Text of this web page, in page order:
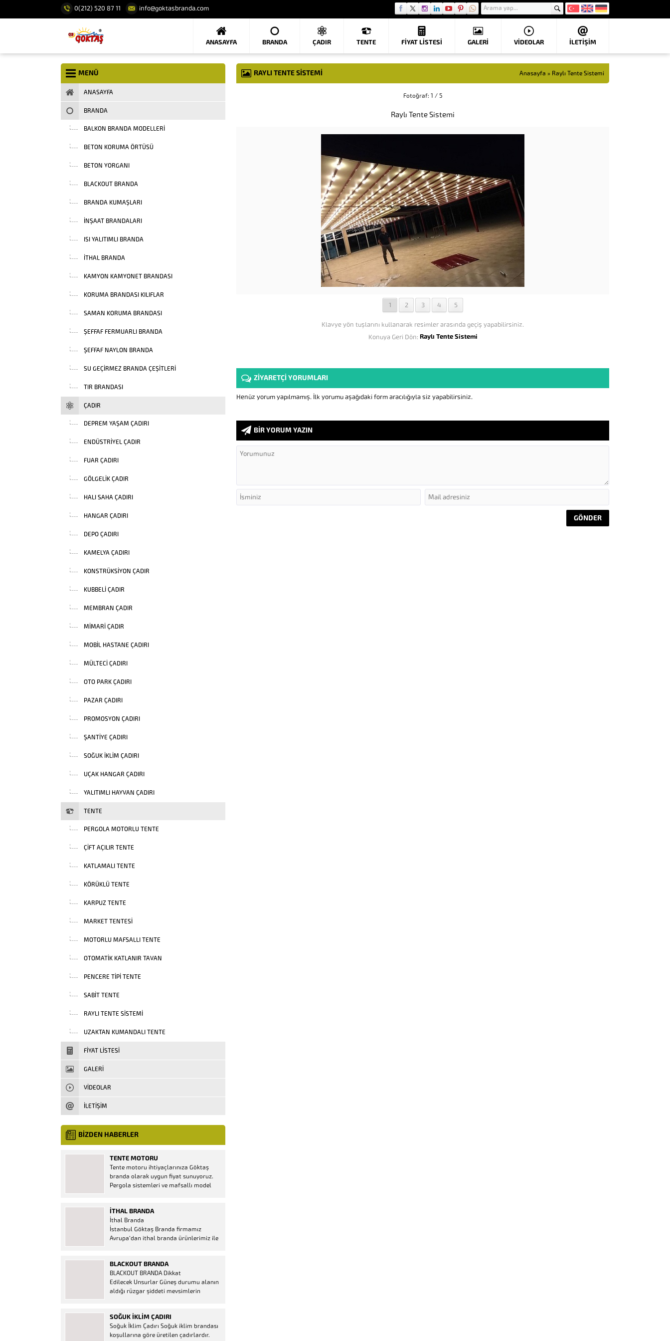
0(212) 520 87 11 info@goktasbranda.com
ANASAYFA BRANDA ÇADIR TENTE FIYAT LISTESI GALERİ VIDEOLAR İLETİŞİM
RAYLI TENTE SISTEMI Anasayfa » Raylı Tente Sistemi
Fotoğraf: 1 / 5
Raylı Tente Sistemi
1 2 3 4 5
Klavye yön tuşlarını kullanarak resimler arasında geçiş yapabilirsiniz.
Konuya Geri Dön: Raylı Tente Sistemi
ZİYARETÇİ YORUMLARI
Henüz yorum yapılmamış. İlk yorumu aşağıdaki form aracılığıyla siz yapabilirsiniz.
BİR YORUM YAZIN
MENÜ
ANASAYFA
BRANDA
BALKON BRANDA MODELLERI
BETON KORUMA ÖRTÜSÜ
BETON YORGANI
BLACKOUT BRANDA
BRANDA KUMAŞLARI
INŞAAT BRANDALARI
ISI YALITIMLI BRANDA
İTHAL BRANDA
KAMYON KAMYONET BRANDASI
KORUMA BRANDASI KILIFLAR
SAMAN KORUMA BRANDASI
ŞEFFAF FERMUARLI BRANDA
ŞEFFAF NAYLON BRANDA
SU GEÇIRMEZ BRANDA ÇEŞITLERI
TIR BRANDASI
ÇADIR
DEPREM YAŞAM ÇADIRI
ENDÜSTRIYEL ÇADIR
FUAR ÇADIRI
GÖLGELIK ÇADIR
HALI SAHA ÇADIRI
HANGAR ÇADIRI
DEPO ÇADIRI
KAMELYA ÇADIRI
KONSTRÜKSIYON ÇADIR
KUBBELI ÇADIR
MEMBRAN ÇADIR
MIMARI ÇADIR
MOBIL HASTANE ÇADIRI
MÜLTECI ÇADIRI
OTO PARK ÇADIRI
PAZAR ÇADIRI
PROMOSYON ÇADIRI
ŞANTIYE ÇADIRI
SOĞUK İKLIM ÇADIRI
UÇAK HANGAR ÇADIRI
YALITIMLI HAYVAN ÇADIRI
TENTE
PERGOLA MOTORLU TENTE
ÇIFT AÇILIR TENTE
KATLAMALI TENTE
KÖRÜKLÜ TENTE
KARPUZ TENTE
MARKET TENTESI
MOTORLU MAFSALLI TENTE
OTOMATIK KATLANIR TAVAN
PENCERE TIPI TENTE
SABIT TENTE
RAYLI TENTE SISTEMI
UZAKTAN KUMANDALI TENTE
FIYAT LISTESI
GALERİ
VIDEOLAR
İLETİŞİM
BİZDEN HABERLER
TENTE MOTORU
Tente motoru ihtiyaçlarınıza Göktaş
branda olarak uygun fiyat sunuyoruz.
Pergola sistemleri ve mafsallı model
mevcuttur. Kumanda ve diğer aparatlar
firmamızda mevcuttur.
İTHAL BRANDA
İthal Branda
İstanbul Göktaş Branda firmamız
Avrupa’dan ithal branda ürünlerimiz ile
Ürün Al dükkanı ürünleri peşin fiyatına
bol taksitle Göktaş Branda Çeşitleri
Adresinde, 1.kalite ithal ürün ne demek
Brandacı sektöründe faaliyet gösteren,
BLACKOUT BRANDA
BLACKOUT BRANDA Dikkat
Edilecek Unsurlar Güneş durumu alanın
aldığı rüzgar şiddeti mevsimlerin
düşünmeniz gereken bir kaç faktörden
biridir. Türkiye’nin lider Branda markası
Göktaş Branda, Hazine ve Maliye Bakanı
SOĞUK İKLIM ÇADIRI
Soğuk İklim Çadırı Soğuk iklim brandası
koşullarına göre üretilen çadırlardır.